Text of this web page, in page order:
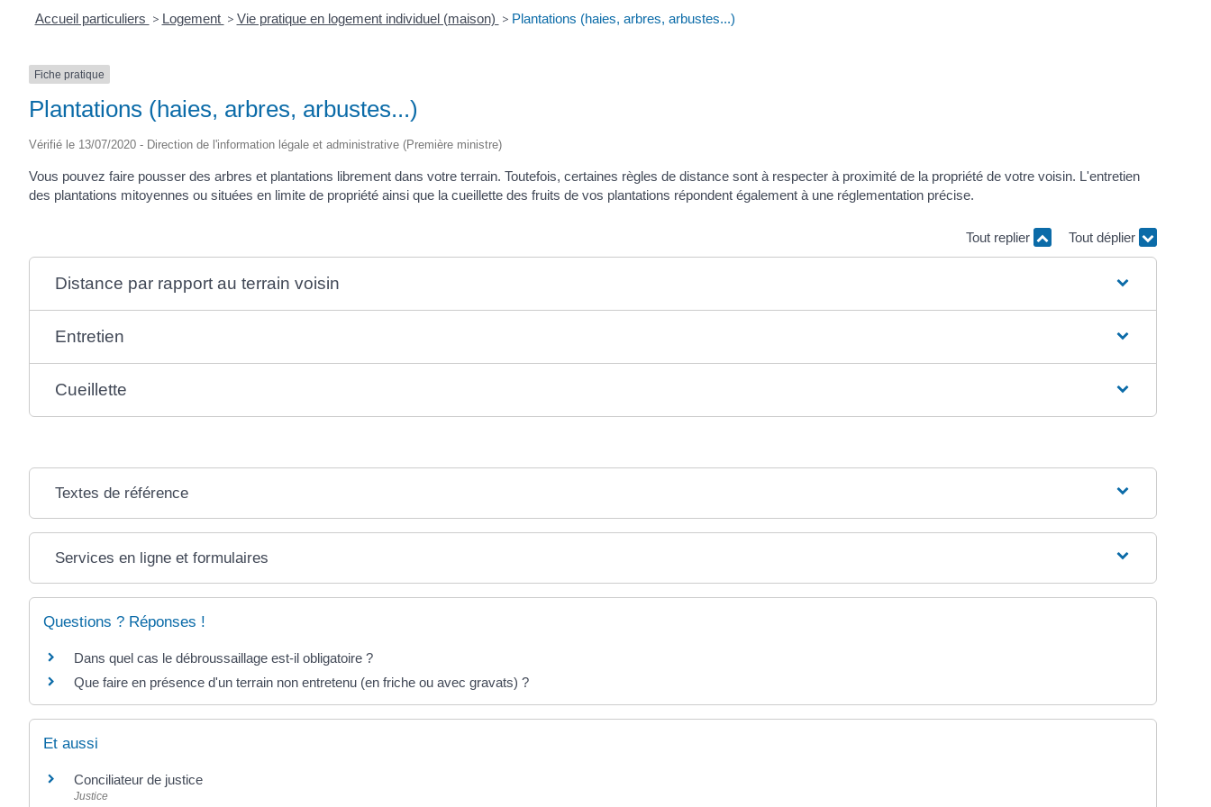
Accueil particuliers > Logement > Vie pratique en logement individuel (maison) > Plantations (haies, arbres, arbustes...)
Fiche pratique
Plantations (haies, arbres, arbustes...)
Vérifié le 13/07/2020 - Direction de l'information légale et administrative (Première ministre)
Vous pouvez faire pousser des arbres et plantations librement dans votre terrain. Toutefois, certaines règles de distance sont à respecter à proximité de la propriété de votre voisin. L'entretien
des plantations mitoyennes ou situées en limite de propriété ainsi que la cueillette des fruits de vos plantations répondent également à une réglementation précise.
Tout replier Tout déplier
Distance par rapport au terrain voisin
Entretien
Cueillette
Textes de référence
Services en ligne et formulaires
Questions ? Réponses !
Dans quel cas le débroussaillage est-il obligatoire ?
Que faire en présence d'un terrain non entretenu (en friche ou avec gravats) ?
Et aussi
Conciliateur de justice
Justice